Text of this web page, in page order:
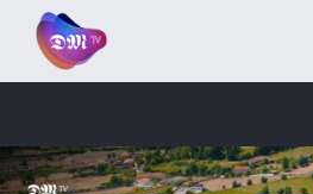
Painel de Gerenciamento de Cookies